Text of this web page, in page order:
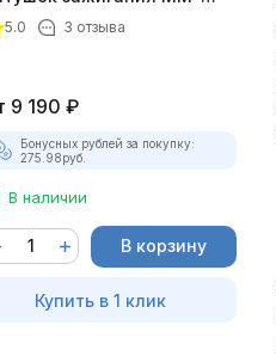
01 (v2) (полный
5.0 3 отзыва
9 190 ₽
Бонусных рублей за покупку:
275.98руб.
В наличии
В корзину
Купить в 1 клик